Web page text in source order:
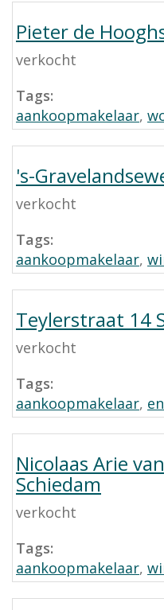
Pieter de
verkocht
Tags:
aankoopmakelaar,
's-
verkocht
Tags:
aankoopmakelaar,
Teylerstraat 14
verkocht
Tags:
aankoopmakelaar,
Nicolaas Arie
Schiedam
verkocht
Tags:
aankoopmakelaar,